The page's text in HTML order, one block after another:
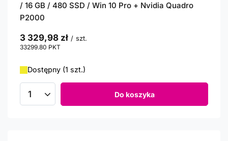
/ 16 GB / 480 SSD / Win 10 Pro + Nvidia Quadro
P2000
3 329,98 zł / szt.
33299.80 PKT
Dostępny (1 szt.)
Ilość produktów Do koszyka